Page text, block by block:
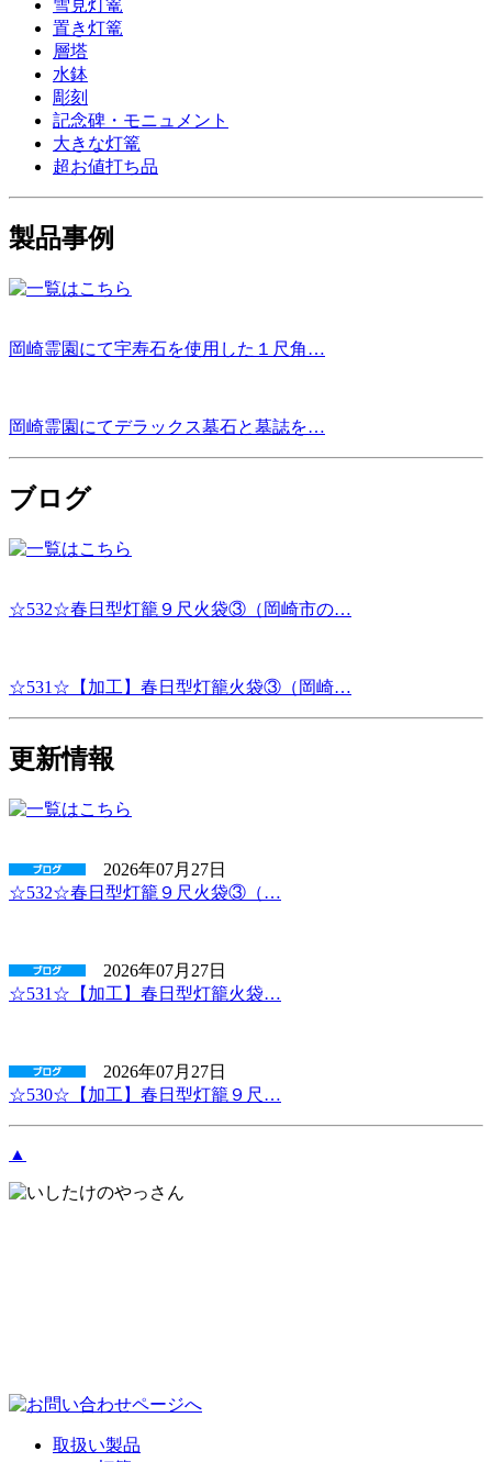
雪見灯篭
置き灯篭
層塔
水鉢
彫刻
記念碑・モニュメント
大きな灯篭
超お値打ち品
製品事例
岡崎霊園にて宇寿石を使用した１尺角…
岡崎霊園にてデラックス墓石と墓誌を…
ブログ
☆532☆春日型灯籠９尺火袋③（岡崎市の…
☆531☆【加工】春日型灯籠火袋③（岡崎…
更新情報
2026年07月27日
☆532☆春日型灯籠９尺火袋③（…
2026年07月27日
☆531☆【加工】春日型灯籠火袋…
2026年07月27日
☆530☆【加工】春日型灯籠９尺…
▲
取扱い製品